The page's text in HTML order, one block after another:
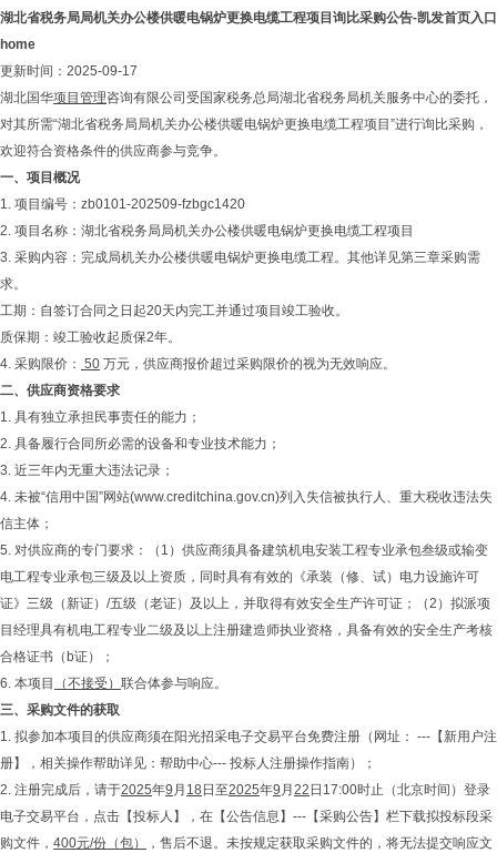
湖北省税务局局机关办公楼供暖电锅炉更换电缆工程项目询比采购公告-凯发首页入口
home
更新时间：2025-09-17
湖北国华项目管理咨询有限公司受国家税务总局湖北省税务局机关服务中心的委托，
对其所需“湖北省税务局局机关办公楼供暖电锅炉更换电缆工程项目”进行询比采购，
欢迎符合资格条件的供应商参与竞争。
一、项目概况
1. 项目编号：zb0101-202509-fzbgc1420
2. 项目名称：湖北省税务局局机关办公楼供暖电锅炉更换电缆工程项目
3. 采购内容：完成局机关办公楼供暖电锅炉更换电缆工程。其他详见第三章采购需
求。
工期：自签订合同之日起20天内完工并通过项目竣工验收。
质保期：竣工验收起质保2年。
4. 采购限价： 50 万元，供应商报价超过采购限价的视为无效响应。
二、供应商资格要求
1. 具有独立承担民事责任的能力；
2. 具备履行合同所必需的设备和专业技术能力；
3. 近三年内无重大违法记录；
4. 未被“信用中国”网站(www.creditchina.gov.cn)列入失信被执行人、重大税收违法失
信主体；
5. 对供应商的专门要求：（1）供应商须具备建筑机电安装工程专业承包叁级或输变
电工程专业承包三级及以上资质，同时具有有效的《承装（修、试）电力设施许可
证》三级（新证）/五级（老证）及以上，并取得有效安全生产许可证；（2）拟派项
目经理具有机电工程专业二级及以上注册建造师执业资格，具备有效的安全生产考核
合格证书（b证）；
6. 本项目
（不接受） 联合体参与响应。
三、采购文件的获取
1. 拟参加本项目的供应商须在阳光招采电子交易平台免费注册（网址： ---【新用户注
册】，相关操作帮助详见：帮助中心--- 投标人注册操作指南）；
2. 注册完成后，请于2025年9 月 18 日至2025年9 月 22 日17:00时止（北京时间）登录
电子交易平台，点击【投标人】，在【公告信息】---【采购公告】栏下载拟投标段采
购文件， 400元/份（包）
，售后不退。未按规定获取采购文件的，将无法提交响应文